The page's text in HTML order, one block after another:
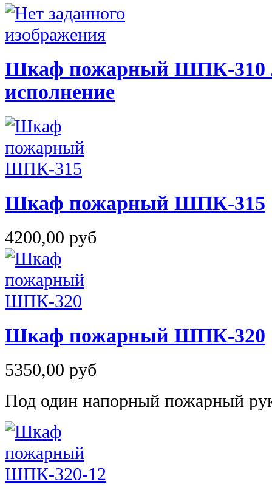
Шкаф пожарный ШПК-310
исполнение
Шкаф пожарный ШПК-315
4200,00 руб
Шкаф пожарный ШПК-320
5350,00 руб
Под один напорный пожарный